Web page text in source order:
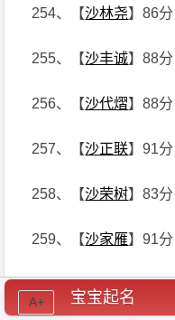
254、【沙林尧】86分
255、【沙丰诚】88分
256、【沙代熠】88分
257、【沙正联】91分
258、【沙荣树】83分
259、【沙家雁】91分
260、【沙玉奎】91分
宝宝起名
A+